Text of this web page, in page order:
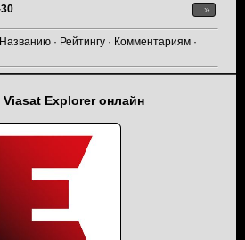
»
Названию · Рейтингу · Комментариям ·
Explorer онлайн